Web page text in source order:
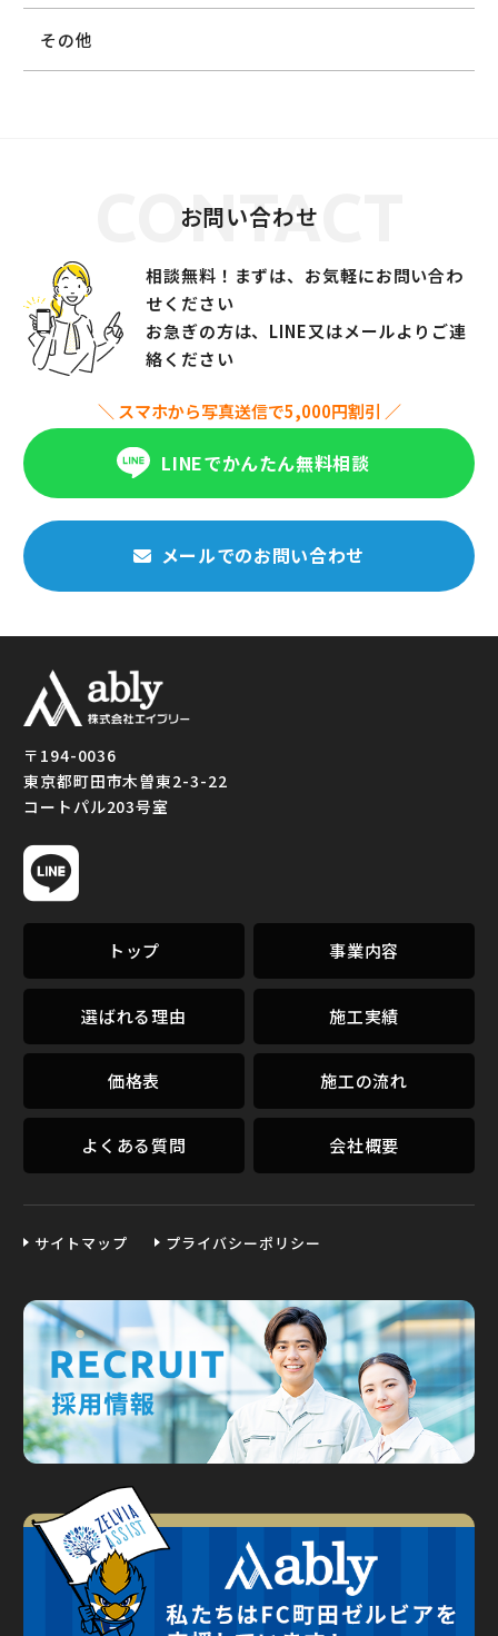
その他
お問い合わせ
CONTACT
相談無料！まずは、お気軽にお問い合わ
せください
お急ぎの方は、LINE又はメールよりご連
絡ください
＼ スマホから写真送信で5,000円割引 ／
LINEでかんたん無料相談
メールでのお問い合わせ
般｜トイレ・水回り・
給湯器交換は「株式会
社エイブリー」
〒194-0036
東京都町田市木曽東2-3-22
コートパル203号室
トップ 事業内容
選ばれる理由 施工実績
価格表 施工の流れ
よくある質問 会社概要
サイトマップ プライバシーポリシー